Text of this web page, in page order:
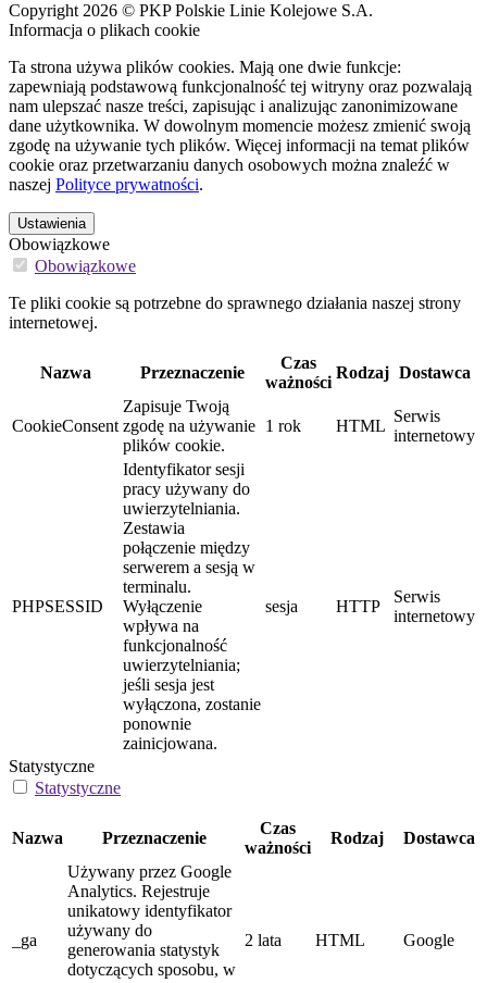
Copyright 2026 © PKP Polskie Linie Kolejowe S.A.
Informacja o plikach cookie
Ta strona używa plików cookies. Mają one dwie funkcje:
zapewniają podstawową funkcjonalność tej witryny oraz pozwalają
nam ulepszać nasze treści, zapisując i analizując zanonimizowane
dane użytkownika. W dowolnym momencie możesz zmienić swoją
zgodę na używanie tych plików. Więcej informacji na temat plików
cookie oraz przetwarzaniu danych osobowych można znaleźć w
naszej Polityce prywatności.
Ustawienia
Obowiązkowe
Obowiązkowe
Te pliki cookie są potrzebne do sprawnego działania naszej strony
internetowej.
Nazwa Przeznaczenie
Czas
ważności
Rodzaj Dostawca
CookieConsent
Zapisuje Twoją
zgodę na używanie
plików cookie.
1 rok HTML
Serwis
internetowy
PHPSESSID
Identyfikator sesji
pracy używany do
uwierzytelniania.
Zestawia
połączenie między
serwerem a sesją w
terminalu.
Wyłączenie
wpływa na
funkcjonalność
uwierzytelniania;
jeśli sesja jest
wyłączona, zostanie
ponownie
zainicjowana.
sesja HTTP
Serwis
internetowy
Statystyczne
Statystyczne
Nazwa Przeznaczenie
Czas
ważności
Rodzaj Dostawca
_ga
Używany przez Google
Analytics. Rejestruje
unikatowy identyfikator
używany do
generowania statystyk
dotyczących sposobu, w
2 lata HTML Google